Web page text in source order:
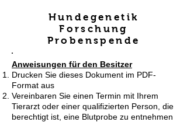
Hundegenetik
Forschung
Probenspende
Anweisungen für den Besitzer
Drucken Sie dieses Dokument im PDF-
Format aus
Vereinbaren Sie einen Termin mit Ihrem
Tierarzt oder einer qualifizierten Person, die
berechtigt ist, eine Blutprobe zu entnehmen